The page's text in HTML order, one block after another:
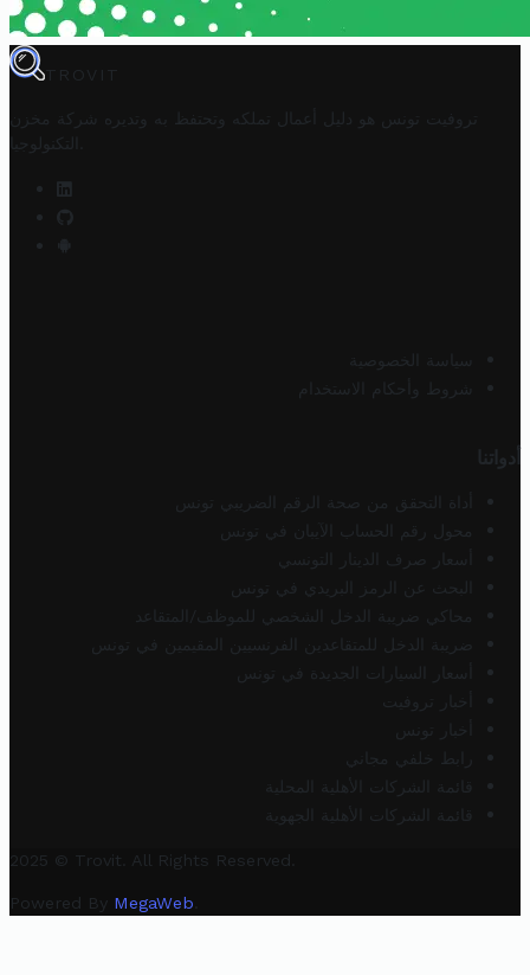
TROVIT
تروفيت تونس هو دليل أعمال تملكه وتحتفظ به وتديره
شركة مخزن
التكنولوجيا
سياسة الخصوصية
شروط وأحكام الاستخدام
أدواتنا
أداة التحقق من صحة الرقم الضريبي تونس
محول رقم الحساب الآيبان في تونس
أسعار صرف الدينار التونسي
البحث عن الرمز البريدي في تونس
محاكي ضريبة الدخل الشخصي للموظف/المتقاعد
ضريبة الدخل للمتقاعدين الفرنسيين المقيمين في تونس
أسعار السيارات الجديدة في تونس
أخبار تروفيت
أخبار تونس
رابط خلفي مجاني
قائمة الشركات الأهلية المحلية
قائمة الشركات الأهلية الجهوية
2025 © Trovit. All Rights Reserved.
Powered By MegaWeb